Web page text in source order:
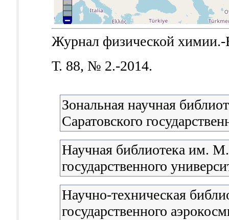
Журнал физической
Т. 88, № 2.-2014.
Зональная научная
Саратовского
Научная библиотека им.
государственного
Научно-техническая
государственного